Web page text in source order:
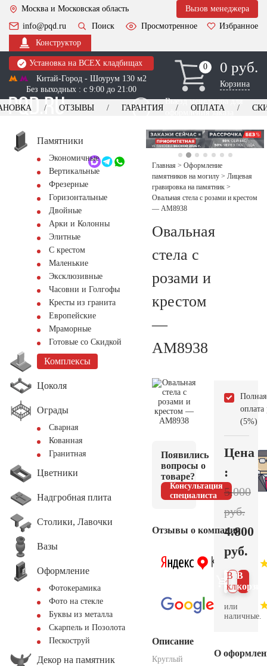
Москва и Московская область
Вызов менеджера
info@pqd.ru
Поиск Просмотренное
Избранное
Конструктор
Установка на ВСЕХ кладбищах
Китай-Город - Шоурум 130 м2
Без выходных : с 9:00 до 21:00
0
0 0 руб.
Корзина
Выезд менеджера для
оформления заказа
+7 (495) 518-44-23
Обратный звонок
ОТЗЫВЫ ГАРАНТИЯ ОПЛАТА
Памятники
Экономичные
Вертикальные
Фрезерные
Горизонтальные
Двойные
Арки и Колонны
Элитные
С крестом
Маленькие
Эксклюзивные
Часовни и Голгофы
Кресты из гранита
Европейские
Мраморные
Готовые со Скидкой
Комплексы
Цоколя
Ограды
Сварная
Кованная
Гранитная
Цветники
Надгробная плита
Столики, Лавочки
Вазы
Оформление
Фотокерамика
Фото на стекле
Буквы из металла
Скарпель и Позолота
Пескоструй
Декор на памятник
Главная > Оформление
памятников на могилу > Лицевая
гравировка на памятник >
Овальная стела с розами и крестом
— AM8938
Овальная
стела с
розами и
крестом
—
AM8938
Появились
вопросы о
товаре?
Консультация
специалиста
Отзывы о компании
Описание
Круглый
Полная
оплата
(5%)
Цена
:
5.000
руб.
4.800
руб.
В
В 1
клик
или
наличные.
О